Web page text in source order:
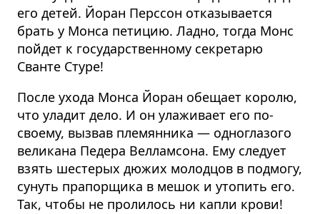
его детей. Йоран Перссон отказывается
брать у Монса петицию. Ладно, тогда Монс
пойдет к государственному секретарю
Сванте Стуре!
После ухода Монса Йоран обещает королю,
что уладит дело. И он улаживает его по-
своему, вызвав племянника — одноглазого
великана Педера Велламсона. Ему следует
взять шестерых дюжих молодцов в подмогу,
сунуть прапорщика в мешок и утопить его.
Так, чтобы не пролилось ни капли крови!